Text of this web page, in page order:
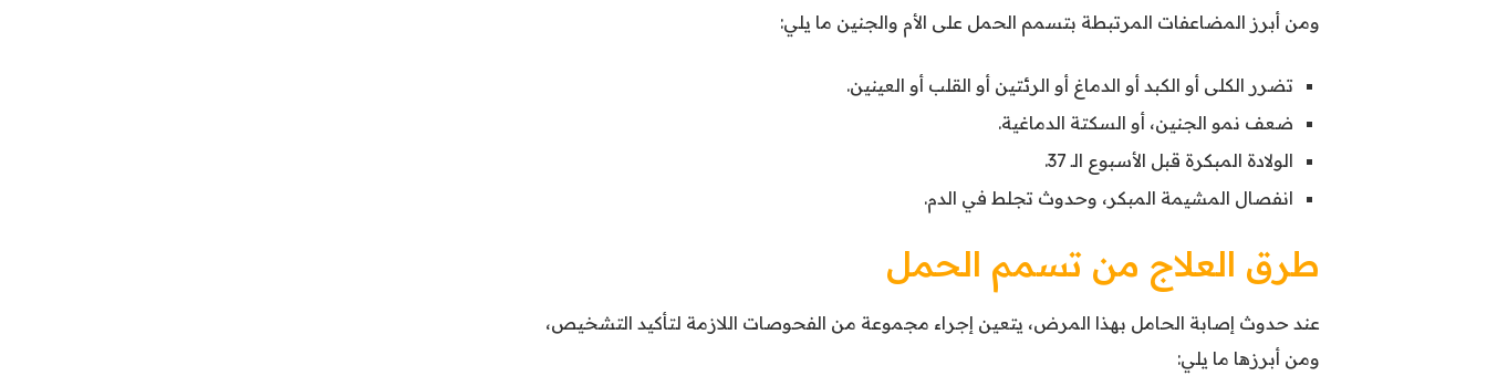
ومن أبرز المضاعفات المرتبطة بتسمم الحمل على الأم والجنين ما يلي:
تضرر الكلى أو الكبد أو الدماغ أو الرئتين أو القلب أو العينين.
ضعف نمو الجنين، أو السكتة الدماغية.
الولادة المبكرة قبل الأسبوع الـ 37.
انفصال المشيمة المبكر، وحدوث تجلط في الدم.
طرق العلاج من تسمم الحمل
عند حدوث إصابة الحامل بهذا المرض، يتعين إجراء مجموعة من الفحوصات اللازمة لتأكيد التشخيص،
ومن أبرزها ما يلي: